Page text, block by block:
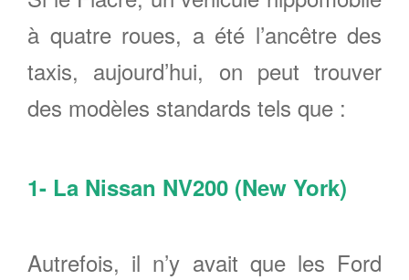
à quatre roues, a été l’ancêtre des
taxis, aujourd’hui, on peut trouver
des modèles standards tels que :
1- La Nissan NV200 (New York)
Autrefois, il n’y avait que les Ford